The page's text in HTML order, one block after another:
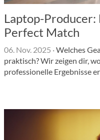
Laptop-Producer:
Perfect Match
06. Nov. 2025 ·Welches
praktisch? Wir zeigen dir,
professionelle Ergebnisse